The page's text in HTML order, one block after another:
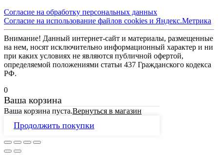
Согласие на обработку персональных данных
Согласие на использование файлов cookies и Яндекс.Метрика
Внимание! Данный интернет-сайт и материалы, размещенные
на нем, носят исключительно информационный характер и ни
при каких условиях не являются публичной офертой,
определяемой положениями статьи 437 Гражданского кодекса
РФ.
0
Ваша корзина
Ваша корзина пуста.Вернуться в магазин
Продолжить покупки